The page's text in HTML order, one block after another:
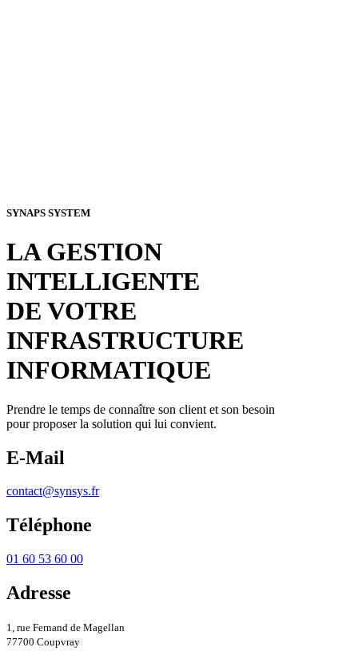
SYNAPS SYSTEM
LA GESTION
INTELLIGENTE
DE VOTRE
INFRASTRUCTURE
INFORMATIQUE
Prendre le temps de connaître son client et son besoin
pour proposer la solution qui lui convient.
E-Mail
contact@synsys.fr
Téléphone
01 60 53 60 00
Adresse
1, rue Fernand de Magellan
77700 Coupvray